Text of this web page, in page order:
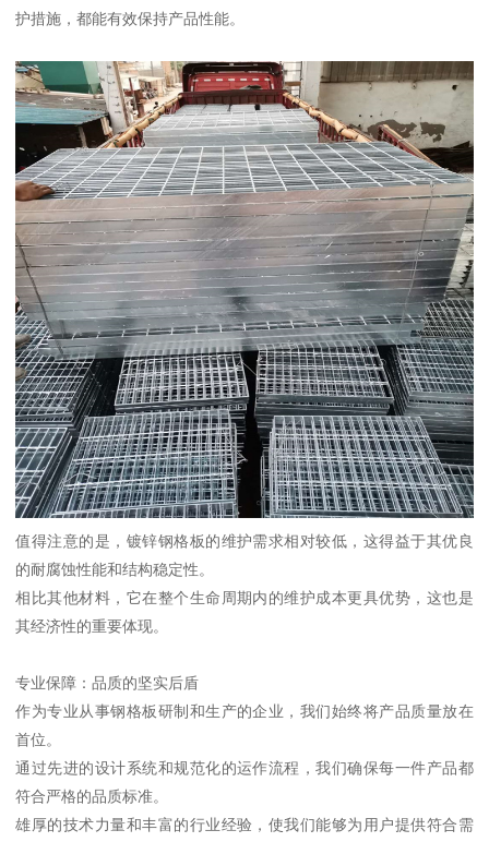
护措施，都能有效保持产品性能。
值得注意的是，镀锌钢格板的维护需求相对较低，这得益于其优良
的耐腐蚀性能和结构稳定性。
相比其他材料，它在整个生命周期内的维护成本更具优势，这也是
其经济性的重要体现。
专业保障：品质的坚实后盾
作为专业从事钢格板研制和生产的企业，我们始终将产品质量放在
首位。
通过先进的设计系统和规范化的运作流程，我们确保每一件产品都
符合严格的品质标准。
雄厚的技术力量和丰富的行业经验，使我们能够为用户提供符合需